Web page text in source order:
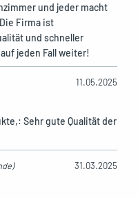
und jeder macht
Firma ist
und schneller
jeden Fall weiter!
11.05.2025
Sehr gute Qualität der
31.03.2025